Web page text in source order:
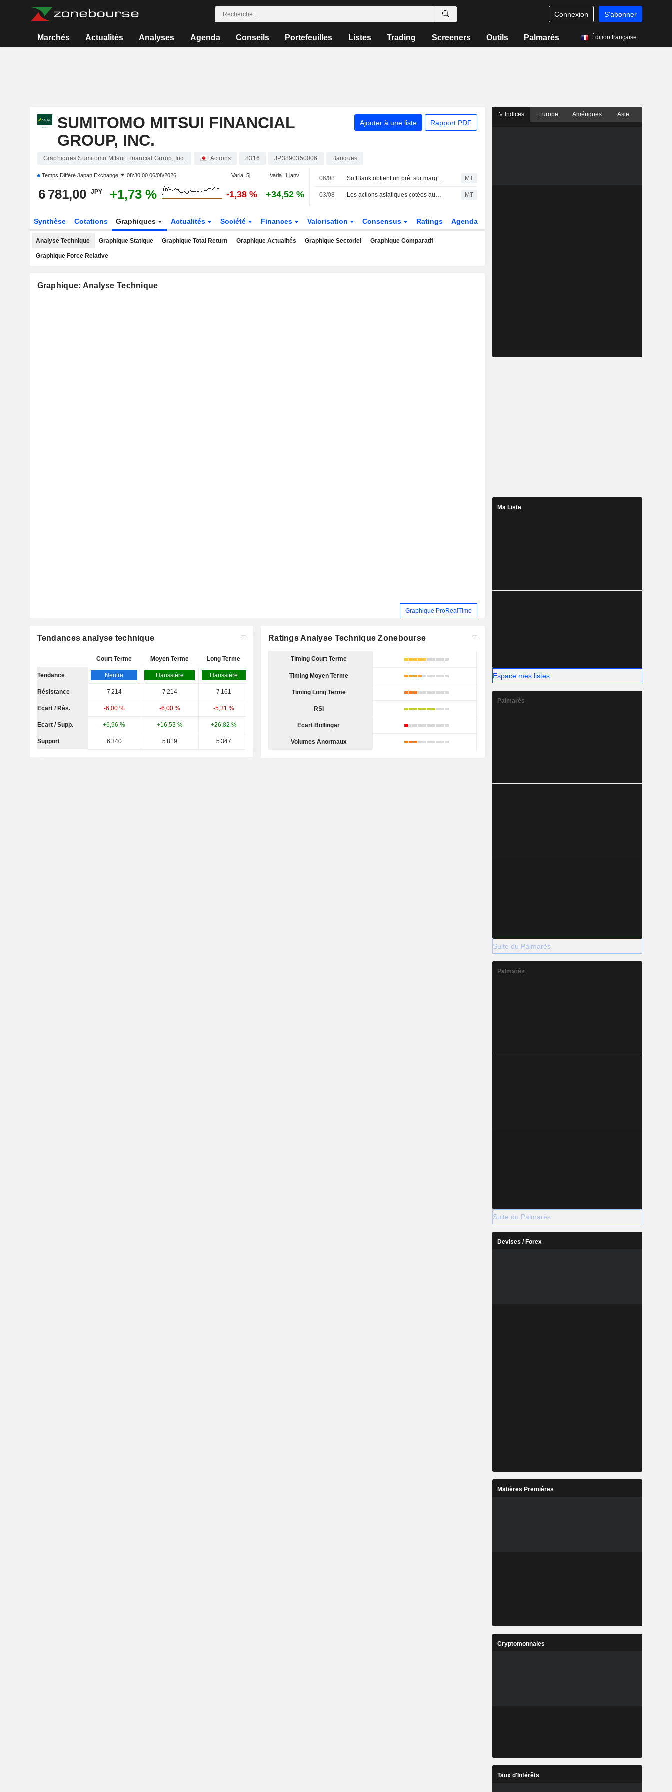
Connexion S'abonner
Marchés Actualités Analyses Agenda Conseils Portefeuilles Listes Trading Screeners Outils Palmarès Édition française
SUMITOMO MITSUI FINANCIAL
GROUP, INC.
Ajouter à une liste Rapport PDF
Graphiques Sumitomo Mitsui Financial Group, Inc. Actions 8316 JP3890350006 Banques
Temps Différé Japan Exchange 08:30:00 06/08/2026 Varia. 5j. Varia. 1 janv.
6 781,00 JPY +1,73 % -1,38 % +34,52 %
06/08 SoftBank obtient un prêt sur marge de 10 milliards de dollars adossé à sa participation dans OpenAI MT
03/08 Les actions asiatiques cotées aux États-Unis sous forme d'ADR progressent légèrement lors de la séance de lundi MT
Synthèse Cotations Graphiques Actualités Société Finances Valorisation Consensus Ratings Agenda
Analyse Technique Graphique Statique Graphique Total Return Graphique Actualités Graphique Sectoriel Graphique Comparatif
Graphique Force Relative
Graphique: Analyse Technique
Graphique ProRealTime
Tendances analyse technique
Court Terme Moyen Terme Long Terme
Tendance Neutre Haussière Haussière
Résistance 7 214 7 214 7 161
Ecart / Rés. -6,00 % -6,00 % -5,31 %
Ecart / Supp. +6,96 % +16,53 % +26,82 %
Support 6 340 5 819 5 347
Ratings Analyse Technique Zonebourse
Timing Court Terme
Timing Moyen Terme
Timing Long Terme
RSI
Ecart Bollinger
Volumes Anormaux
Indices Europe Amériques Asie
Ma Liste
Espace mes listes
Palmarès
Suite du Palmarès
Palmarès
Suite du Palmarès
Devises / Forex
Matières Premières
Cryptomonnaies
Taux d'Intérêts